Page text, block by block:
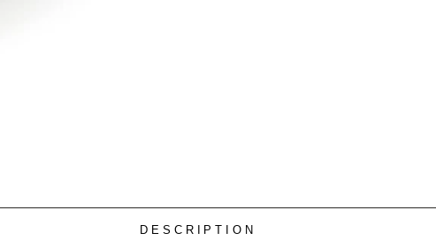
DESCRIPTION